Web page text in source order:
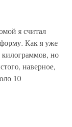
я считал
Как я уже
килограммов, но
наверное,
10